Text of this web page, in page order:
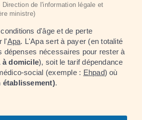
de l'information légale et
ministre)
d'âge et de perte
l'Apa. L'Apa sert à payer (en totalité
dépenses nécessaires pour rester à
à domicile), soit le tarif dépendance
social (exemple : Ehpad) où
établissement).